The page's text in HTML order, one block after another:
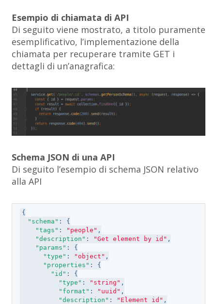
Esempio di chiamata di API
Di seguito viene mostrato, a titolo puramente
esemplificativo, l’implementazione della
chiamata per recuperare tramite GET i
dettagli di un’anagrafica:
Schema JSON di una API
Di seguito l’esempio di schema JSON relativo
alla API
{
"schema" : {
"tags" : "people" ,
"description" : "Get element by id" ,
"params" : {
"type" : "object" ,
"properties" : {
"id" : {
"type" : "string" ,
"format" : "uuid" ,
"description" : "Element id" ,